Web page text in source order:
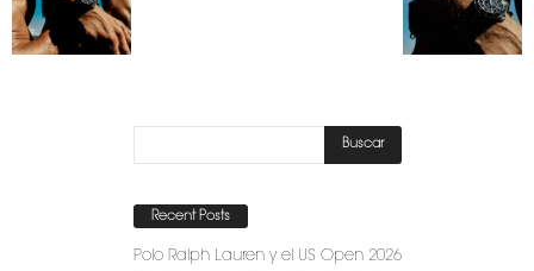
Recent Posts
Polo Ralph Lauren y el US Open 2026